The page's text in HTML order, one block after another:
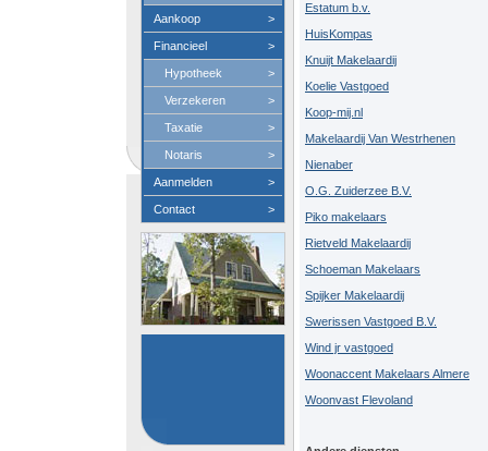
Aankoop >
Financieel >
Hypotheek >
Verzekeren >
Taxatie >
Notaris >
Aanmelden >
Contact >
Estatum b.v.
HuisKompas
Knuijt Makelaardij
Koelie Vastgoed
Koop-mij.nl
Makelaardij Van Westrhenen
Nienaber
O.G. Zuiderzee B.V.
Piko makelaars
Rietveld Makelaardij
Schoeman Makelaars
Spijker Makelaardij
Swerissen Vastgoed B.V.
Wind jr vastgoed
Woonaccent Makelaars Almere
Woonvast Flevoland